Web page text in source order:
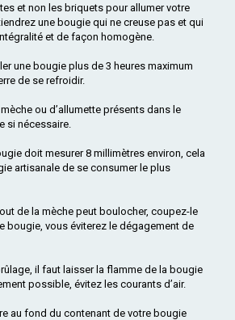
et non les briquets pour allumer votre
une bougie qui ne creuse pas et qui
et de façon homogène.
une bougie plus de 3 heures maximum
de se refroidir.
ou d’allumette présents dans le
si nécessaire.
doit mesurer 8 millimètres environ, cela
artisanale de se consumer le plus
de la mèche peut boulocher, coupez-le
bougie, vous éviterez le dégagement de
il faut laisser la flamme de la bougie
possible, évitez les courants d’air.
au fond du contenant de votre bougie